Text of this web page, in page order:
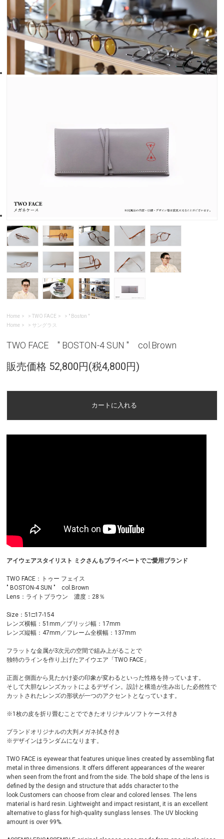
Home >TWO FACE > " Boston "
Home
> サングラス
TWO FACE " BOSTON-4 SUN " col.Brown
販売価格 52,800円(税4,800円)
アイウェアスタイリスト ミクさんもプライベートでご愛用ブランド
TWO FACE：トゥー フェイス
" BOSTON-4 SUN " col.Brown
Lens：ライトブラウン 濃度：28％
Size：51□17-154
レンズ横幅：51mm／ブリッジ幅：17mm
レンズ縦幅：47mm／フレーム全横幅：137mm
フラットな金属が3次元の空間で組み上がることで
独特のラインを作り上げたアイウエア「TWO FACE」
正面と側面から見たかけ姿の印象が変わるといった性格を持っています。
そして大胆なレンズカットによるデザイン。設計と構造が生み出した必然性で
カットされたレンズの形状が一つのアクセントとなっています。
※1枚の皮を折り畳むことでできたオリジナルソフトケース付き
ブランドオリジナルの大判メガネ拭き付き
※デザインはランダムになります。
TWO FACE is eyewear that features unique lines created by assembling flat
metal in three dimensions. It offers different appearances of the wearer
when seen from the front and from the side. The bold shape of the lens is
defined by the design and structure that adds character to the
look.Customers can choose from clear and colored lenses. The lens
material is hard resin. Lightweight and impact resistant, it is an excellent
alternative to glass for high-quality sunglass lenses. The UV blocking
amount is over 99%.